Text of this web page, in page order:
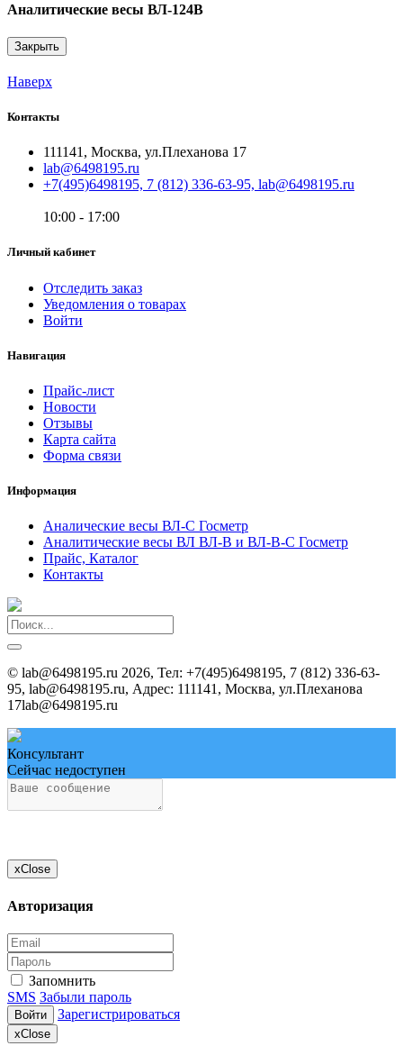
Аналитические весы ВЛ-124В
Закрыть
Наверх
Контакты
111141, Москва, ул.Плеханова 17
lab@6498195.ru
+7(495)6498195, 7 (812) 336-63-95, lab@6498195.ru
10:00 - 17:00
Личный кабинет
Отследить заказ
Уведомления о товарах
Войти
Навигация
Прайс-лист
Новости
Отзывы
Карта сайта
Форма связи
Информация
Аналические весы ВЛ-С Госметр
Аналитические весы ВЛ ВЛ-В и ВЛ-В-С Госметр
Прайс, Каталог
Контакты
© lab@6498195.ru 2026, Тел: +7(495)6498195, 7 (812) 336-63-
95, lab@6498195.ru, Адрес: 111141, Москва, ул.Плеханова
17lab@6498195.ru
Консультант
Сейчас недоступен
xClose
Авторизация
Запомнить
SMS Забыли пароль
Войти Зарегистрироваться
xClose